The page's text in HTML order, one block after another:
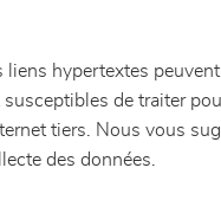
hypertextes
de traiter
tiers. Nous vous
des données.